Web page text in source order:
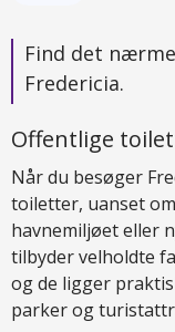
Find det
Fredericia.
Offentlige
Når du besøger
toiletter, uanset
havnemiljøet eller
tilbyder velholdte
og de ligger
parker og